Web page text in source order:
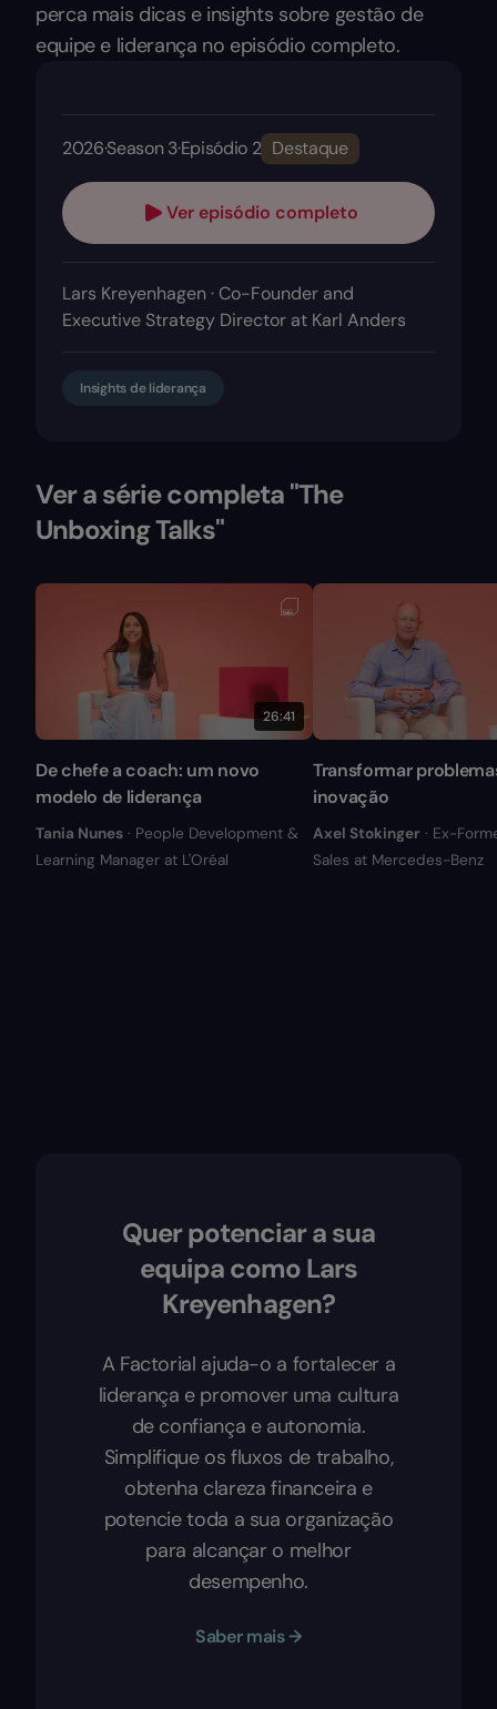
perca mais dicas e insights sobre gestão de
equipe e liderança no episódio completo.
2026·Season 3·Episódio 2 Destaque
Ver episódio completo
Lars Kreyenhagen · Co-Founder and
Executive Strategy Director at Karl Anders
Insights de liderança
Ver a série completa "The
Unboxing Talks"
26:41
De chefe a coach: um novo
modelo de liderança
Tania Nunes · People Development &
Learning Manager at L'Oréal
Transformar
inovação
Axel Stokinger · Ex-
Sales at Mercedes-Benz
Quer potenciar a sua
equipa como Lars
Kreyenhagen?
A Factorial ajuda-o a fortalecer a
liderança e promover uma cultura
de confiança e autonomia.
Simplifique os fluxos de trabalho,
obtenha clareza financeira e
potencie toda a sua organização
para alcançar o melhor
desempenho.
Saber mais →